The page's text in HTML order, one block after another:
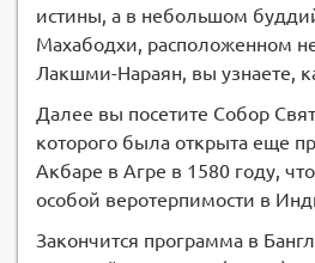
истины, а в небольшом
Махабодхи, расположенном
Лакшми-Нараян, вы узнаете,
Далее вы посетите Собор
которого была открыта еще
Акбаре в Агре в 1580 году,
особой веротерпимости в
Закончится программа в